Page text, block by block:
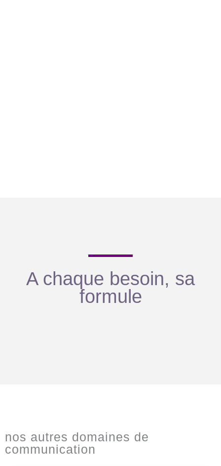
A chaque besoin, sa
formule
nos autres domaines de
communication